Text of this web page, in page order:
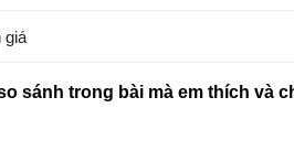
giá
sánh trong bài mà em thích và